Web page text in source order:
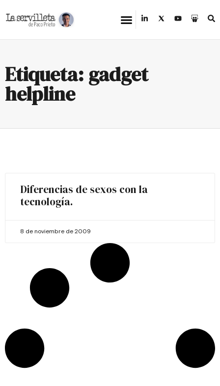
Etiqueta: gadget
helpline
Diferencias de sexos con la
tecnología.
8 de noviembre de 2009